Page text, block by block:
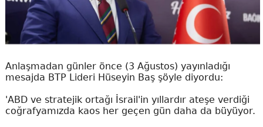
Anlaşmadan günler önce (3 Ağustos) yayınladığı
mesajda BTP Lideri Hüseyin Baş şöyle diyordu:
'ABD ve stratejik ortağı İsrail'in yıllardır ateşe verdiği
coğrafyamızda kaos her geçen gün daha da büyüyor.